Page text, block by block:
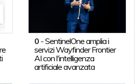
0 -SentinelOne amplia i
servizi Wayfinder Frontier
AI con l'intelligenza
artificiale avanzata